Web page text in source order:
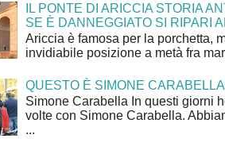
IL PONTE DI ARICCIA STORIA
SE È DANNEGGIATO SI RIPARI
Ariccia è famosa per la porchetta,
invidiabile posizione a metà fra
QUESTO È SIMONE CARABELLA
Simone Carabella In questi giorni
volte con Simone Carabella.
...